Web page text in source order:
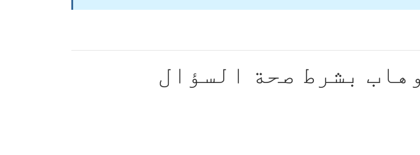
بشرط صحة السؤال